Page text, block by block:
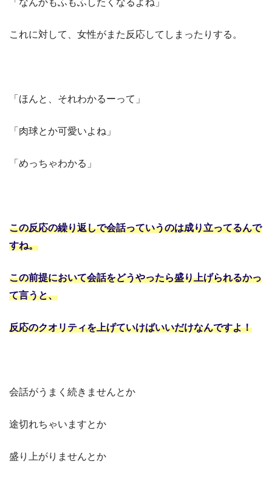
これに対して、女性がまた反応してしまったりする。
「ほんと、それわかるーって」
「肉球とか可愛いよね」
「めっちゃわかる」
この反応の繰り返しで会話っていうのは成り立ってるんで
すね。
この前提において会話をどうやったら盛り上げられるかっ
て言うと、
反応のクオリティを上げていけばいいだけなんですよ！
会話がうまく続きませんとか
途切れちゃいますとか
盛り上がりませんとか